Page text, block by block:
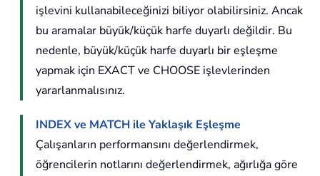
işlevini kullanabileceğinizi biliyor olabilirsiniz. Ancak
bu aramalar büyük/küçük harfe duyarlı değildir. Bu
nedenle, büyük/küçük harfe duyarlı bir eşleşme
yapmak için EXACT ve CHOOSE işlevlerinden
yararlanmalısınız.
INDEX ve MATCH ile Yaklaşık Eşleşme
Çalışanların performansını değerlendirmek,
öğrencilerin notlarını değerlendirmek, ağırlığa göre